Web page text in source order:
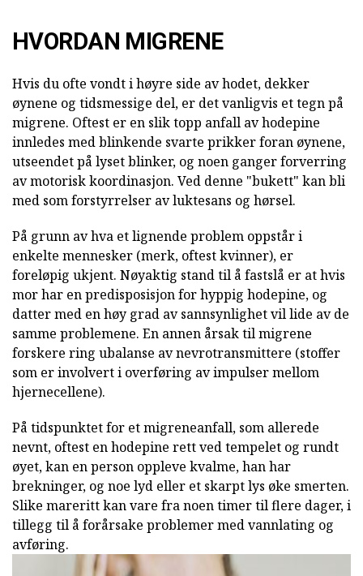
HVORDAN MIGRENE
Hvis du ofte vondt i høyre side av hodet, dekker
øynene og tidsmessige del, er det vanligvis et tegn på
migrene. Oftest er en slik topp anfall av hodepine
innledes med blinkende svarte prikker foran øynene,
utseendet på lyset blinker, og noen ganger forverring
av motorisk koordinasjon. Ved denne "bukett" kan bli
med som forstyrrelser av luktesans og hørsel.
På grunn av hva et lignende problem oppstår i
enkelte mennesker (merk, oftest kvinner), er
foreløpig ukjent. Nøyaktig stand til å fastslå er at hvis
mor har en predisposisjon for hyppig hodepine, og
datter med en høy grad av sannsynlighet vil lide av de
samme problemene. En annen årsak til migrene
forskere ring ubalanse av nevrotransmittere (stoffer
som er involvert i overføring av impulser mellom
hjernecellene).
På tidspunktet for et migreneanfall, som allerede
nevnt, oftest en hodepine rett ved tempelet og rundt
øyet, kan en person oppleve kvalme, han har
brekninger, og noe lyd eller et skarpt lys øke smerten.
Slike mareritt kan vare fra noen timer til flere dager, i
tillegg til å forårsake problemer med vannlating og
avføring.